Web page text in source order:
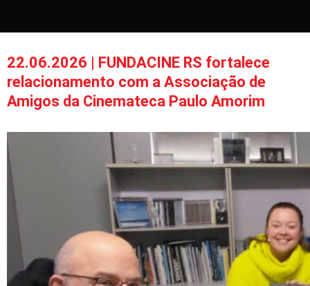
22.06.2026 | FUNDACINE RS fortalece
relacionamento com a Associação de
Amigos da Cinemateca Paulo Amorim